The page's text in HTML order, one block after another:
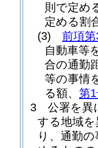
則で定め
定める割
(3)
前項
自動車等
合の通勤
等の事情
る額、 第
3
公署を異
する地域
り、通勤